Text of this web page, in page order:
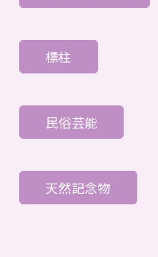
標柱
民俗芸能
天然記念物